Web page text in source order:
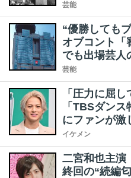
芸能
“優勝しても
オブコント「
でも出場芸人
芸能
「圧力に屈
「TBSダンス
にファンが激
イケメン
二宮和也主演
終回の“続編